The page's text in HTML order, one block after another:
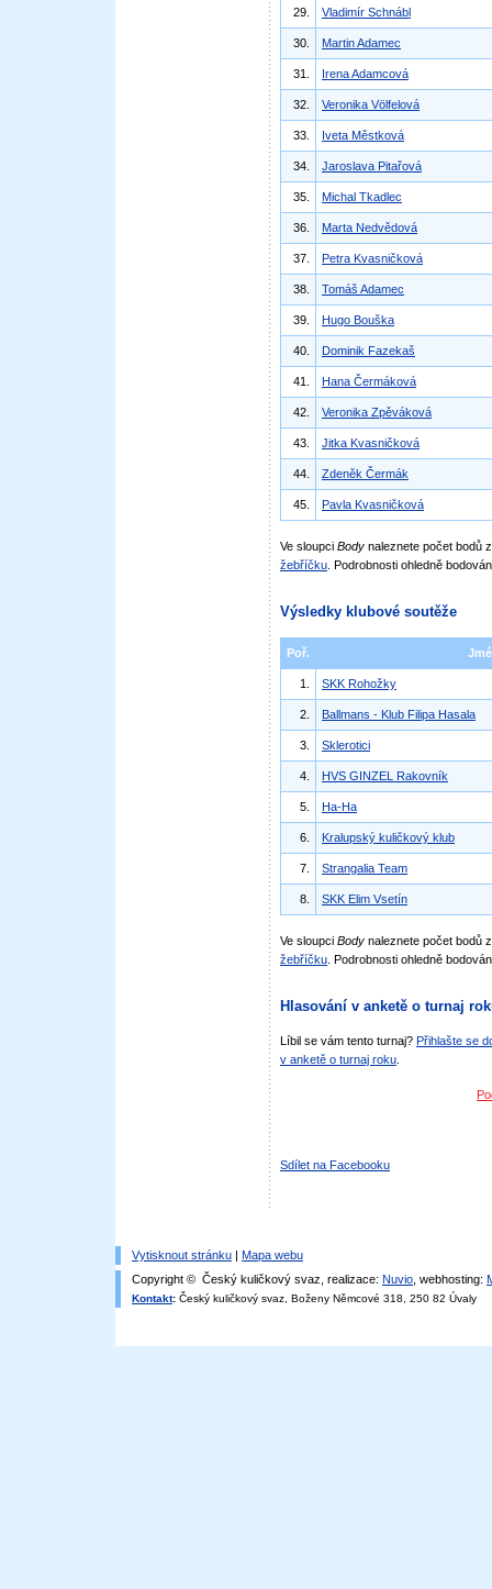
29. Vladimír Schnábl
30. Martin Adamec
31. Irena Adamcová
32. Veronika Völfelová
33. Iveta Městková
34. Jaroslava Pitařová
35. Michal Tkadlec
36. Marta Nedvědová
37. Petra Kvasničková
38. Tomáš Adamec
39. Hugo Bouška
40. Dominik Fazekaš
41. Hana Čermáková
42. Veronika Zpěváková
43. Jitka Kvasničková
44. Zdeněk Čermák
45. Pavla Kvasničková
Ve sloupci Body naleznete počet bodů
žebříčku . Podrobnosti ohledně
Výsledky klubové soutěže
Poř.
1. SKK Rohožky
2. Ballmans - Klub Filipa Hasala
3. Sklerotici
4. HVS GINZEL Rakovník
5. Ha-Ha
6. Kralupský kuličkový klub
7. Strangalia Team
8. SKK Elim Vsetín
Ve sloupci Body naleznete počet bodů
žebříčku . Podrobnosti ohledně
Hlasování v anketě o turnaj
Líbil se vám tento turnaj? Přihlašte se
v anketě o turnaj roku
Sdílet na Facebooku
Vytisknout stránku | Mapa webu
Copyright © Český kuličkový svaz, realizace: Nuvio , webhosting:
Kontakt: Český kuličkový svaz, Boženy Němcové 318, 250 82 Úvaly